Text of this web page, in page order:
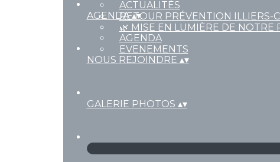
ACTUALITÉS
RETOUR PRÉVENTION ILLIERS-
🌿 MISE EN LUMIÈRE DE NOTRE
AGENDA▴▾
AGENDA
EVENEMENTS
NOUS REJOINDRE ▴▾
GALERIE PHOTOS ▴▾